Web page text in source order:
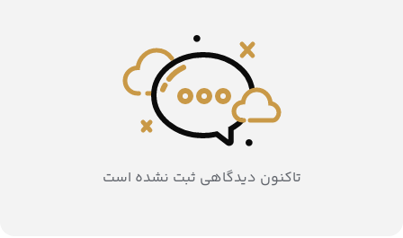
تاکنون دیدگاهی ثبت نشده است